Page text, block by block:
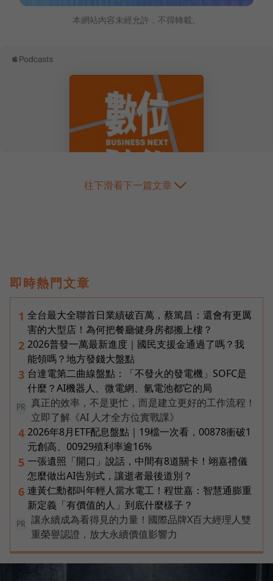
本網站內容未經允許，不得轉載。
往下滑看下一篇文章
即時熱門文章
1 全台最大全聯首日業績破百萬，蔡篤昌：還會有更厲
害的大型店！為何把餐廳健身房都搬上樓？
2 2026普發一萬最新進度｜國民支援金通過了嗎？我
能領嗎？地方發錢大盤點
3 台達電第二曲線盤點：「不發火的發電機」SOFC是
什麼？AI機器人、微電網、氫電池都它的局
PR
真正的效率，不是更忙，而是建立更好的工作流程！
立即了解《AI 人才全方位實戰課》
4 2026年8月ETF配息盤點｜19檔一次看，00878衝破1
元創高、00929殖利率逾16%
5 一張遺照「開口」說話，中間有8道關卡！翊嘉禮儀
怎麼做出AI告別式，讓逝者最後道別？
6 連黃仁勳都叫年輕人當水電工！程世嘉：智慧通膨重
新定義「有價值的人」到底什麼樣子？
PR
讓永續成為看得見的力量！國際品牌X百大經理人雙
重榮譽認證，放大永續價值影響力